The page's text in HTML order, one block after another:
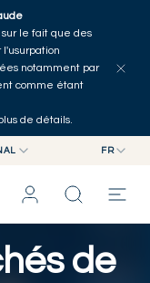
le fait que des
notamment par
comme étant
de détails.
FR
FR
DE
les articles
de